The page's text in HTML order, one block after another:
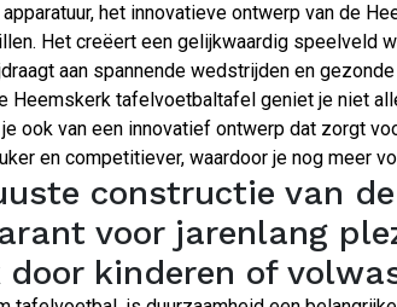
het innovatieve ontwerp van de
Het creëert een gelijkwaardig speelveld
aan spannende wedstrijden en
Heemskerk tafelvoetbaltafel geniet je niet
ook van een innovatief ontwerp dat zorgt
en competitiever, waardoor je nog meer
constructie van
voor jarenlang
door kinderen of